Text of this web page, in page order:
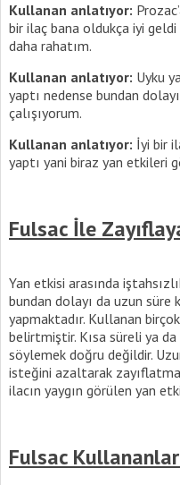
Kullanan anlatıyor:
bir ilaç bana oldukça iyi
daha rahatım.
Kullanan anlatıyor: Uyku
yaptı nedense bundan
çalışıyorum.
Kullanan anlatıyor: İyi bir
yaptı yani biraz yan etkileri
Fulsac İle
Yan etkisi arasında
bundan dolayı da uzun süre
yapmaktadır. Kullanan birçok
belirtmiştir. Kısa süreli ya da
söylemek doğru değildir.
isteğini azaltarak
ilacın yaygın görülen yan
Fulsac